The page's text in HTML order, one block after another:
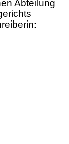
Abteilung